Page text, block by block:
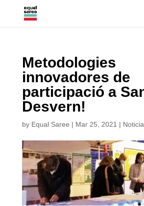
Metodologies
innovadores de
participació a
Desvern!
by Equal Saree | Mar 25, 2021 |